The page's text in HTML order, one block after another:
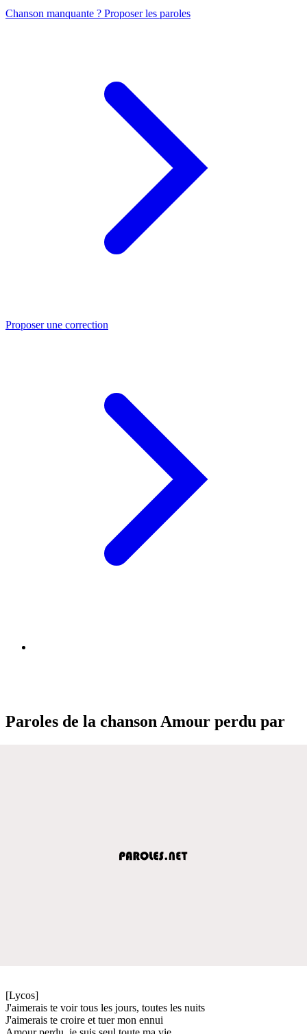
Chanson manquante ? Proposer les paroles
Proposer une correction
Paroles de la chanson Amour perdu par
[Lycos]
J'aimerais te voir tous les jours, toutes les nuits
J'aimerais te croire et tuer mon ennui